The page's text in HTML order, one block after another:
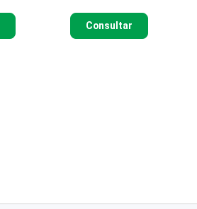
Consultar